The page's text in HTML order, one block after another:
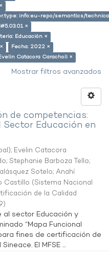
info:eu-repo/semantics/
×
Educación ×
Fecha: 2022 ×
Catacora Caracholi ×
Mostrar filtros avanzados
de competencias:
Educación en
; Evelin Catacora
; Stephanie Barboza Tello;
Sotelo; Anahí
Castillo (Sistema Nacional
de la Calidad
)
sector Educación y
“Mapa Funcional
fines de certificación de
El MFSE ...